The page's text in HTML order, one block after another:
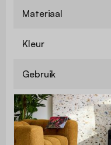
Materiaal
Kleur
Gebruik
Garantie